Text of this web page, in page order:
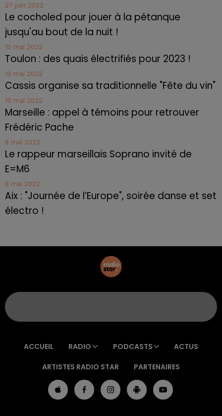
27 juin 2022
Le cocholed pour jouer à la pétanque
jusqu'au bout de la nuit !
10 mai 2022
Toulon : des quais électrifiés pour 2023 !
10 mai 2022
Cassis organise sa traditionnelle "Fête du vin"
10 mai 2022
Marseille : appel à témoins pour retrouver
Frédéric Pache
8 mai 2022
Le rappeur marseillais Soprano invité de
E=M6
8 mai 2022
Aix : "Journée de l’Europe", soirée danse et set
électro !
ACCUEIL RADIO PODCASTS ACTUS
ARTISTES RADIO STAR PARTENAIRES